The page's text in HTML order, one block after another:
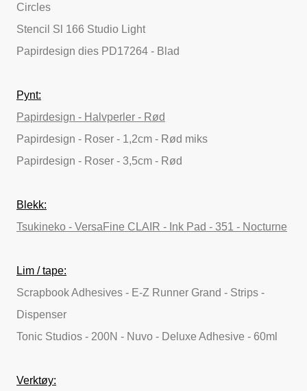
Circles
Stencil Sl 166 Studio Light
Papirdesign dies PD17264 - Blad
Pynt:
Papirdesign - Halvperler - Rød
Papirdesign - Roser - 1,2cm - Rød miks
Papirdesign - Roser - 3,5cm - Rød
Blekk:
Tsukineko - VersaFine CLAIR - Ink Pad - 351 - Nocturne
Lim / tape:
Scrapbook Adhesives - E-Z Runner Grand - Strips -
Dispenser
Tonic Studios - 200N - Nuvo - Deluxe Adhesive - 60ml
Verktøy: